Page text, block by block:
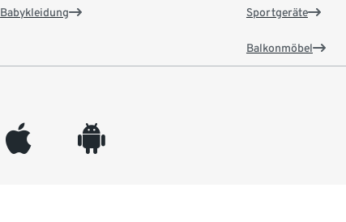
Babykleidung Sportgeräte
Balkonmöbel
appleinc android